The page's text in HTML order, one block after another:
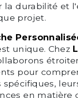
la durabilité et
projet.
unique. Chez
pour
spécifiques,
en matière